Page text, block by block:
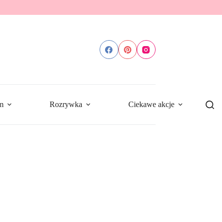
Rozrywka Ciekawe akcje